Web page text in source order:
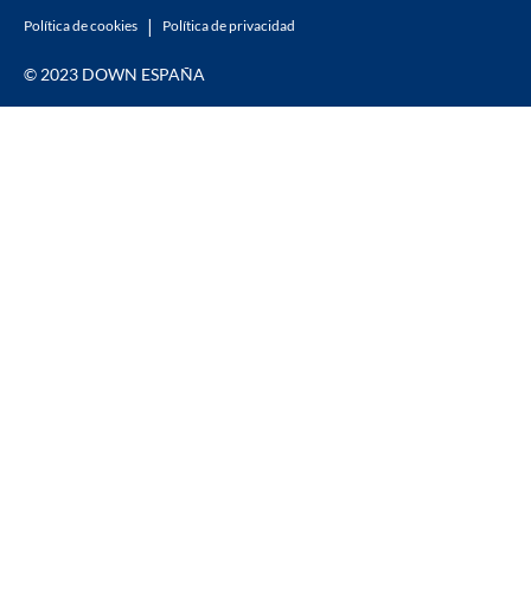
Política de cookies Política de privacidad
© 2023 DOWN ESPAÑA